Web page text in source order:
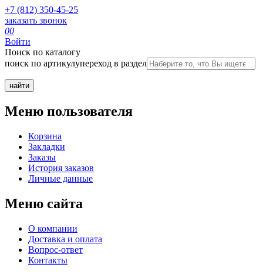
+7 (812) 350-45-25
заказать звонок
00
Войти
Поиск по каталогу
поиск по артикулупереход в раздел
Меню пользователя
Корзина
Закладки
Заказы
История заказов
Личные данные
Меню сайта
О компании
Доставка и оплата
Вопрос-ответ
Контакты